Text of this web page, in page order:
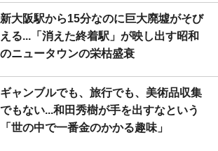
新大阪駅から15分なのに巨大廃墟がそび
える...「消えた終着駅」が映し出す昭和
のニュータウンの栄枯盛衰
ギャンブルでも、旅行でも、美術品収集
でもない...和田秀樹が手を出すなという
「世の中で一番金のかかる趣味」